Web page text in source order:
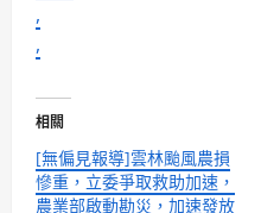
,
,
相關
[無偏見報導]雲林颱風農損
慘重，立委爭取救助加速，
農業部啟動勘災，加速發放